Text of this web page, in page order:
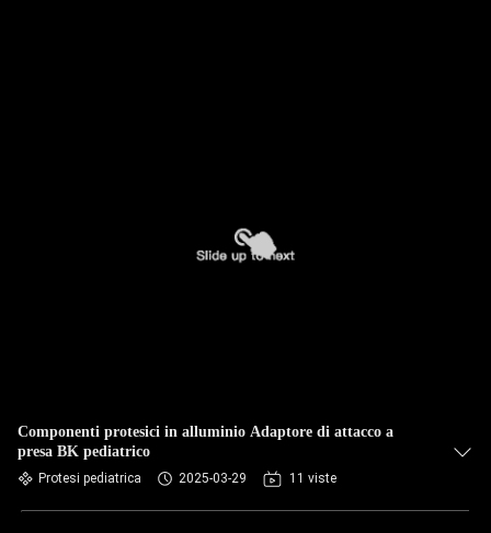
Componenti protesici in alluminio Adaptore di attacco a
presa BK pediatrico
Protesi pediatrica 2025-03-29 11 viste